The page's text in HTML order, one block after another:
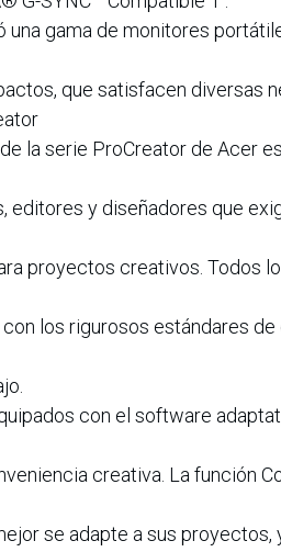
una gama de monitores
que satisfacen diversas
la serie ProCreator de Acer
editores y diseñadores que
proyectos creativos. Todos
los rigurosos estándares
con el software
creativa. La función
se adapte a sus proyectos,